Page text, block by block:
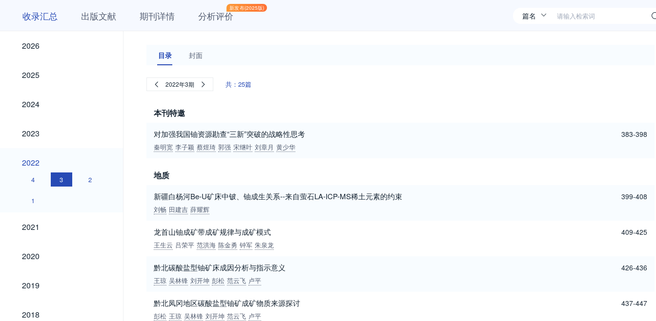
收录汇总 出版文献 期刊详情
新发布(2025版)
分析评价
2026
2026
2025
2025
2024
2024
2023
2023
2022
2022
4 3 2
1
2021
2021
2020
2020
2019
2019
2018
2018
目录 封面
2022年3期 共：25篇
本刊特邀
对加强我国铀资源勘查“三新”突破的战略性思考
秦明宽 李子颖 蔡煜琦 郭强 宋继叶 刘章月 黄少华
383-398
地质
新疆白杨河Be-U矿床中铍、铀成生关系--来自萤石LA-ICP-MS稀土元素的约束
刘畅 田建吉 薛耀辉
399-408
龙首山铀成矿带成矿规律与成矿模式
王生云 吕荣平 范洪海 陈金勇 钟军 朱泉龙
409-425
黔北碳酸盐型铀矿床成因分析与指示意义
王琼 吴林锋 刘开坤 彭松 范云飞 卢平
426-436
黔北凤冈地区碳酸盐型铀矿成矿物质来源探讨
彭松 王琼 吴林锋 刘开坤 范云飞 卢平
437-447